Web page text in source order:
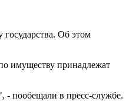
Об этом
имуществу принадлежат
- пообещали в пресс-службе.